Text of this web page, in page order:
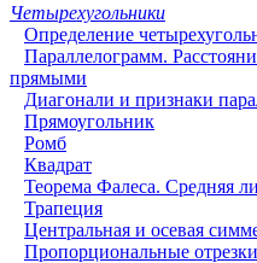
Четырехугольники
Определение
Параллелограмм.
прямыми
Диагонали и признаки
Прямоугольник
Ромб
Квадрат
Теорема Фалеса. Средняя
Трапеция
Центральная и осевая
Пропорциональные отрезки